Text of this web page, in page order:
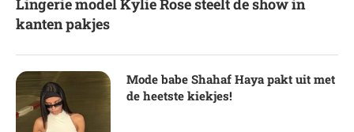
Lingerie model Kylie Rose steelt de show in
kanten pakjes
Mode babe Shahaf Haya pakt uit met
de heetste kiekjes!